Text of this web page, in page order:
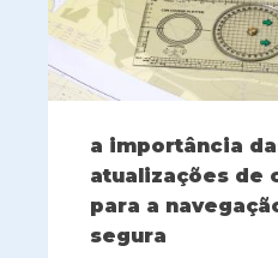
a importância
atualizações de
para a
segura